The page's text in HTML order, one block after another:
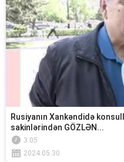
Rusiyanın Xankəndidə
sakinlərindən GÖZLƏN...
3:05
2024.05.30